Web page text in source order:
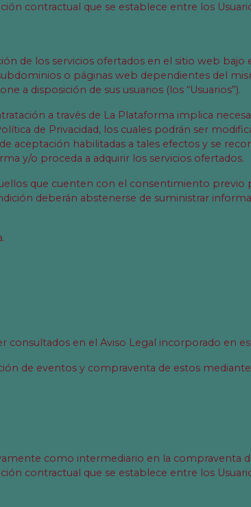
contractual que se establece entre los
de los servicios ofertados en el sitio web
o páginas web dependientes del
a disposición de sus usuarios (los “Usuarios”).
a través de La Plataforma implica
de Privacidad, los cuales podrán ser
aceptación habilitadas a tales efectos y se
y/o proceda a adquirir los servicios ofertados.
que cuenten con el consentimiento previo
deberán abstenerse de suministrar
consultados en el Aviso Legal incorporado en
de eventos y compraventa de estos
como intermediario en la compraventa
contractual que se establece entre los